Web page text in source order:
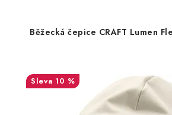
Běžecká čepice CRAFT Lumen
10 %